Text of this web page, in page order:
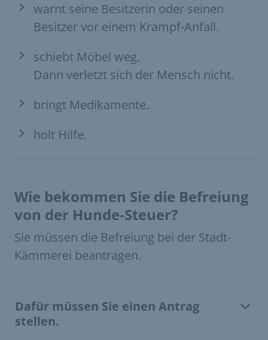
warnt seine Besitzerin oder seinen
Besitzer vor einem Krampf-Anfall.
schiebt Möbel weg.
Dann verletzt sich der Mensch nicht.
bringt Medikamente.
holt Hilfe.
Wie bekommen Sie die Befreiung
von der Hunde-Steuer?
Sie müssen die Befreiung bei der Stadt-
Kämmerei beantragen.
Dafür müssen Sie einen Antrag
stellen.